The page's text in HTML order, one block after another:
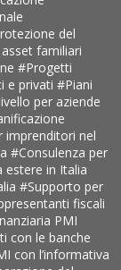
del
familiari
#Progetti
e privati#Piani
per aziende
imprenditori nel
#Consulenza per
estere in Italia
#Supporto per
fiscali
PMI
con le banche
con l’informativa